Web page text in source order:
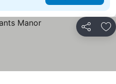
Partilhar